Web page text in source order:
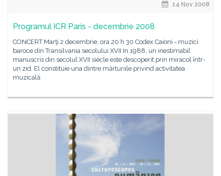
14 Nov 2008
Programul ICR Paris - decembrie 2008
CONCERT Marţi 2 decembrie, ora 20 h 30 Codex Caioni - muzici
baroce din Transilvania secolului XVII In 1988, un inestimabil
manuscris din secolul XVII siècle este descoperit prin miracol într-
un zid. El constituie una dintre mărturiile privind activitatea
muzicală